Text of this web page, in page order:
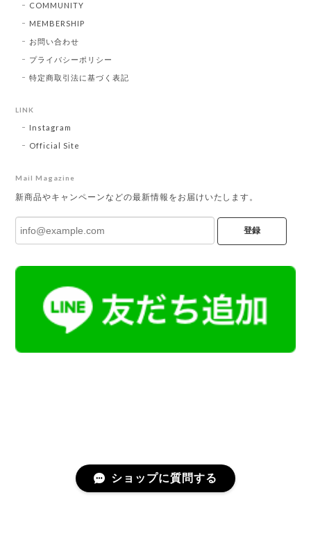
COMMUNITY
MEMBERSHIP
お問い合わせ
プライバシーポリシー
特定商取引法に基づく表記
LINK
Instagram
Official Site
Mail Magazine
新商品やキャンペーンなどの最新情報をお届けいたします。
登録
ショップに質問する